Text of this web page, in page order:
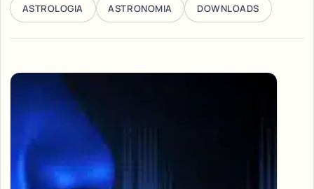
ASTROLOGIA ASTRONOMIA DOWNLOADS
Articles